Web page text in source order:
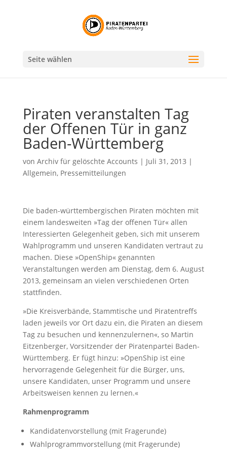
Seite wählen
Piraten veranstalten Tag
der Offenen Tür in ganz
Baden-Württemberg
von Archiv für gelöschte Accounts | Juli 31, 2013 |
Allgemein, Pressemitteilungen
Die baden-württembergischen Piraten möchten mit
einem landesweiten »Tag der offenen Tür« allen
Interessierten Gelegenheit geben, sich mit unserem
Wahlprogramm und unseren Kandidaten vertraut zu
machen. Diese »OpenShip« genannten
Veranstaltungen werden am Dienstag, dem 6. August
2013, gemeinsam an vielen verschiedenen Orten
stattfinden.
»Die Kreisverbände, Stammtische und Piratentreffs
laden jeweils vor Ort dazu ein, die Piraten an diesem
Tag zu besuchen und kennenzulernen«, so Martin
Eitzenberger, Vorsitzender der Piratenpartei Baden-
Württemberg. Er fügt hinzu: »OpenShip ist eine
hervorragende Gelegenheit für die Bürger, uns,
unsere Kandidaten, unser Programm und unsere
Arbeitsweisen kennen zu lernen.«
Rahmenprogramm
Kandidatenvorstellung (mit Fragerunde)
Wahlprogrammvorstellung (mit Fragerunde)